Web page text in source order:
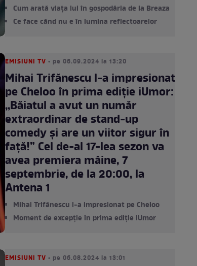
Cum arată viața lui în gospodăria de la Breaza
Ce face când nu e în lumina reflectoarelor
EMISIUNI TV • pe 06.09.2024 la 13:20
Mihai Trifănescu l-a impresionat
pe Cheloo în prima ediție iUmor:
,,Băiatul a avut un număr
extraordinar de stand-up
comedy și are un viitor sigur în
față!” Cel de-al 17-lea sezon va
avea premiera mâine, 7
septembrie, de la 20:00, la
Antena 1
Mihai Trifănescu l-a impresionat pe Cheloo
Moment de excepție în prima ediție iUmor
EMISIUNI TV • pe 06.08.2024 la 13:01